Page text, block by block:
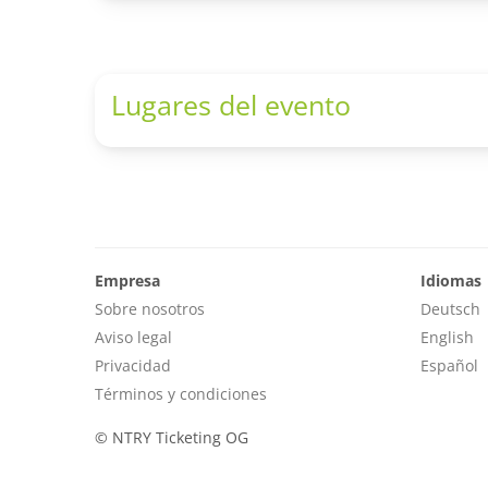
Lugares del evento
Empresa
Sobre nosotros
Aviso legal
Privacidad
Términos y condiciones
Idiomas
Deutsch
English
Español
© NTRY Ticketing OG